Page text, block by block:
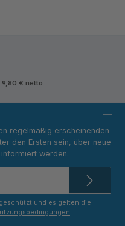
€ netto
regelmäßig erscheinenden
den Ersten sein, über neue
werden.
und es gelten die
.